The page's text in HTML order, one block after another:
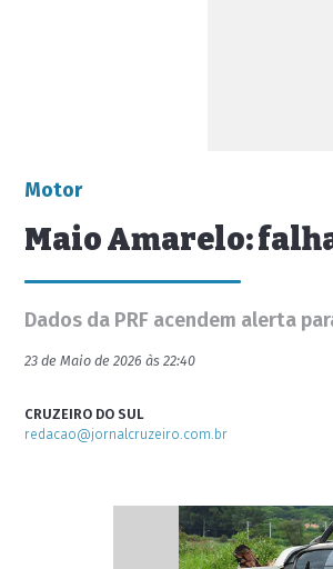
Motor
Maio Amarelo:
Dados da PRF acendem alerta
23 de Maio de 2026 às 22:40
CRUZEIRO DO SUL
redacao@jornalcruzeiro.com.br